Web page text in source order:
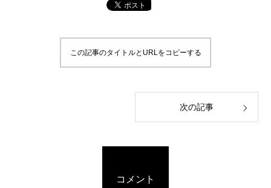
この記事のタイトルとURLをコピーする
次の記事
コメント